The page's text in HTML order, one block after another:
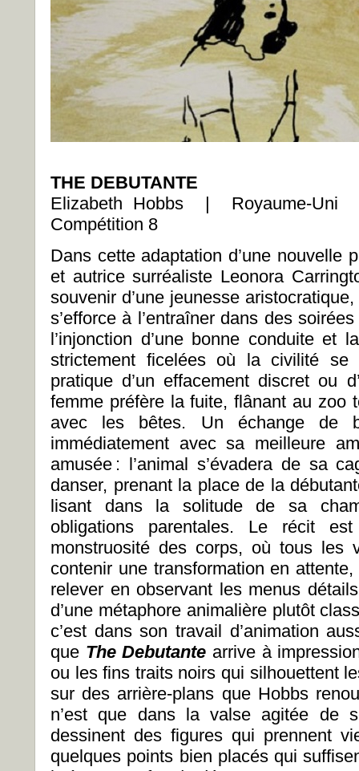
THE DEBUTANTE
Elizabeth Hobbs | Royaume-
Compétition 8
Dans cette adaptation d’une nouvelle
et autrice surréaliste Leonora
souvenir d’une jeunesse
s’efforce à l’entraîner dans des
l’injonction d’une bonne conduite et
strictement ficelées où la civilité
pratique d’un effacement discret ou
femme préfère la fuite, flânant au zoo
avec les bêtes. Un échange de
immédiatement avec sa meilleure
amusée : l’animal s’évadera de sa
danser, prenant la place de la
lisant dans la solitude de sa
obligations parentales. Le récit
monstruosité des corps, où tous les
contenir une transformation en
relever en observant les menus
d’une métaphore animalière plutôt
c’est dans son travail d’animation
que The Debutante arrive à
ou les fins traits noirs qui silhouettent
sur des arrière-plans que Hobbs
n’est que dans la valse agitée de
dessinent des figures qui prennent
quelques points bien placés qui